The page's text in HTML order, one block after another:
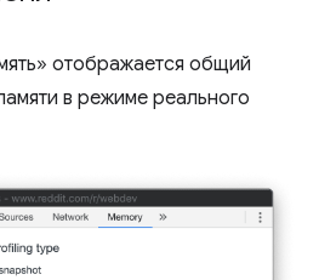
отображается общий
в режиме реального